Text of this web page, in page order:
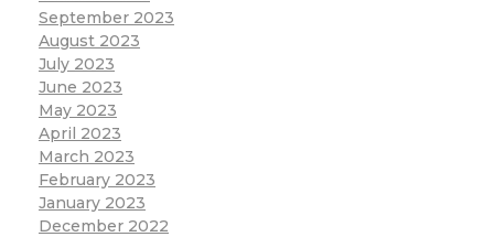
September 2023
August 2023
July 2023
June 2023
May 2023
April 2023
March 2023
February 2023
January 2023
December 2022